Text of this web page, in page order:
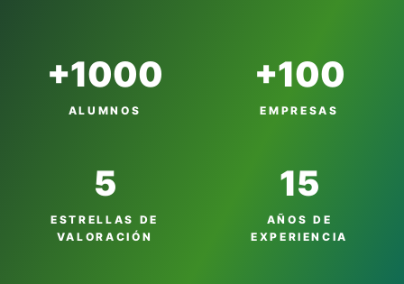
+1000
ALUMNOS
+100
EMPRESAS
5
ESTRELLAS DE
VALORACIÓN
15
AÑOS DE
EXPERIENCIA